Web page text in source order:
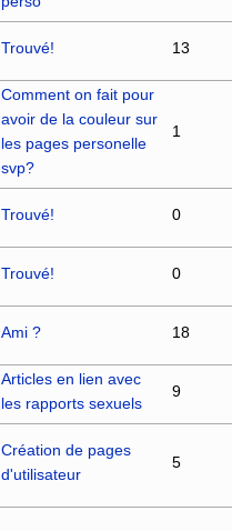
Trouvé! 13
Comment on fait pour
avoir de la couleur sur
les pages personelle
svp?
1
Trouvé! 0
Trouvé! 0
Ami ? 18
Articles en lien avec
les rapports sexuels
9
Création de pages
d'utilisateur
5